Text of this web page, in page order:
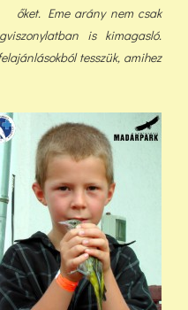
őket. Eme arány nem csak
is kimagasló.
tesszük, amihez